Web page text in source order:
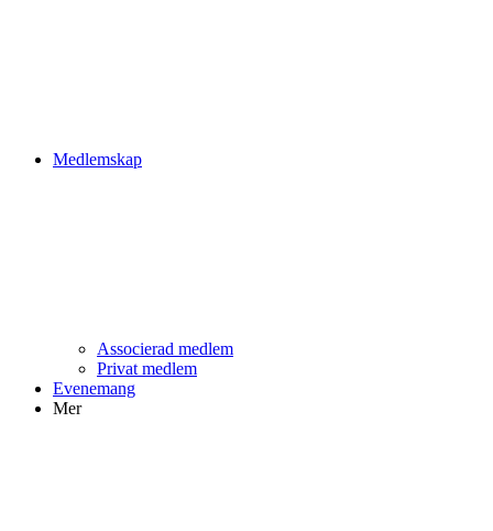
Medlemskap
Associerad medlem
Privat medlem
Evenemang
Mer